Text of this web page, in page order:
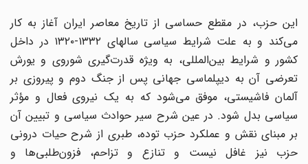
این حزب، در مقطع حساسی از تاریخ معاصر ایران آغاز به کار
می‌کند و به علت شرایط سیاسی سالهای ۱۳۳۲-۱۳۲۰ در داخل
کشور و شرایط بین‌المللی، به ویژه قدرت‌گیری شوروی و یورش
تعرضی آن به دیپلماسی جهانی پس از جنگ دوم و پیروزی بر‌
آلمان فاشیستی، موفق می‌شود که به یک نیروی فعال و مؤثر
سیاسی بدل شود. در عین شرح سیر حوادث سیاسی و تبیین آن
بر مبنای نقش و عملکرد حزب توده، طبری از شرح حیات درونی
حزب نیز غافل نیست و تنازع و تزاحم، فزون‌طلبی‌ها و